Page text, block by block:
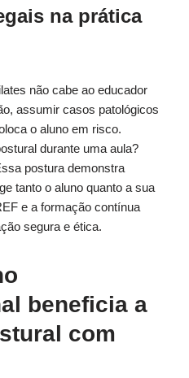
na prática
não cabe ao educador
assumir casos patológicos
o aluno em risco.
durante uma aula?
postura demonstra
tanto o aluno quanto a sua
e a formação contínua
segura e ética.
beneficia a
com